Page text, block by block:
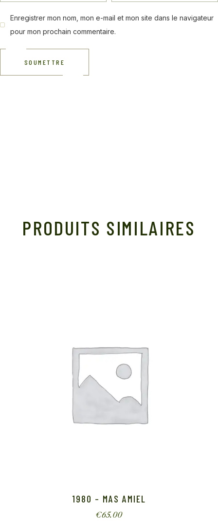
Enregistrer mon nom, mon e-mail et mon site dans le navigateur
pour mon prochain commentaire.
SOUMETTRE
PRODUITS SIMILAIRES
1980 – MAS AMIEL
€65.00